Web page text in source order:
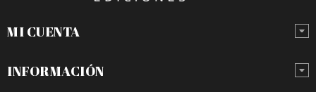
MI CUENTA
INFORMACIÓN